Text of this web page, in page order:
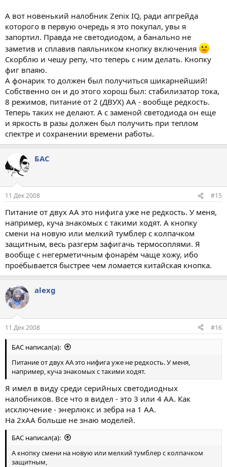
А вот новенький налобник Zenix IQ, ради апгрейда
которого в первую очередь я это покупал, увы я
запортил. Правда не светодиодом, а банально не
заметив и сплавив паяльником кнопку включения
Скорблю и чешу репу, что теперь с ним делать. Кнопку
фиг впаяю.
А фонарик то должен был получиться шикарнейший!
Собственно он и до этого хорош был: стабилизатор тока,
8 режимов, питание от 2 (ДВУХ) AA - вообще редкость.
Теперь таких не делают. А с заменой светодиода он еще
и яркость в разы должен был получить при теплом
спектре и сохранении времени работы.
БАС
11 Дек 2008 #15
Питание от двух АА это нифига уже не редкость. У меня,
например, куча знакомых с такими ходят. А кнопку
смени на новую или мелкий тумблер с колпачком
защитным, весь разгерм зафигачь термосоплями. Я
вообще с негерметичным фонарём чаще хожу, ибо
проёбывается быстрее чем ломается китайская кнопка.
alexg
11 Дек 2008 #16
БАС написал(а):
Питание от двух АА это нифига уже не редкость. У меня,
например, куча знакомых с такими ходят.
Я имел в виду среди серийных светодиодных
налобников. Все что я видел - это 3 или 4 AA. Как
исключение - энерлюкс и зебра на 1 AA.
На 2хAA больше не знаю моделей.
БАС написал(а):
А кнопку смени на новую или мелкий тумблер с колпачком
защитным,